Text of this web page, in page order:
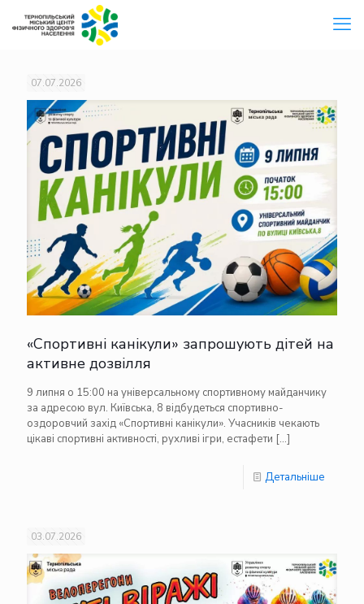
07.07.2026
«Спортивні канікули» запрошують дітей на
активне дозвілля
9 липня о 15:00 на універсальному спортивному майданчику
за адресою вул. Київська, 8 відбудеться спортивно-
оздоровчий захід «Спортивні канікули». Учасників чекають
цікаві спортивні активності, рухливі ігри, естафети […]
Детальніше
03.07.2026